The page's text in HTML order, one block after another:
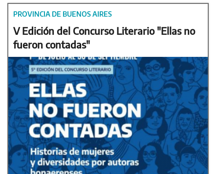
PROVINCIA DE BUENOS AIRES
V Edición del Concurso Literario "Ellas no
fueron contadas"